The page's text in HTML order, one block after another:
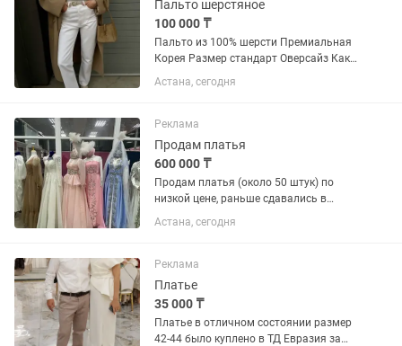
Пальто шерстяное
100 000 ₸
Пальто из 100% шерсти Премиальная
Корея Размер стандарт Оверсайз Как
Астана, сегодня
Реклама
Продам платья
600 000 ₸
Продам платья (около 50 штук) по
низкой цене, раньше сдавались в
аренду, но есть и новые ни разу не
ношеные, вечерние, свадебные, кыз
размеры 44-50, может кто...
Астана, сегодня
Реклама
Платье
35 000 ₸
Платье в отличном состоянии размер
42-44 было куплено в ТД Евразия за